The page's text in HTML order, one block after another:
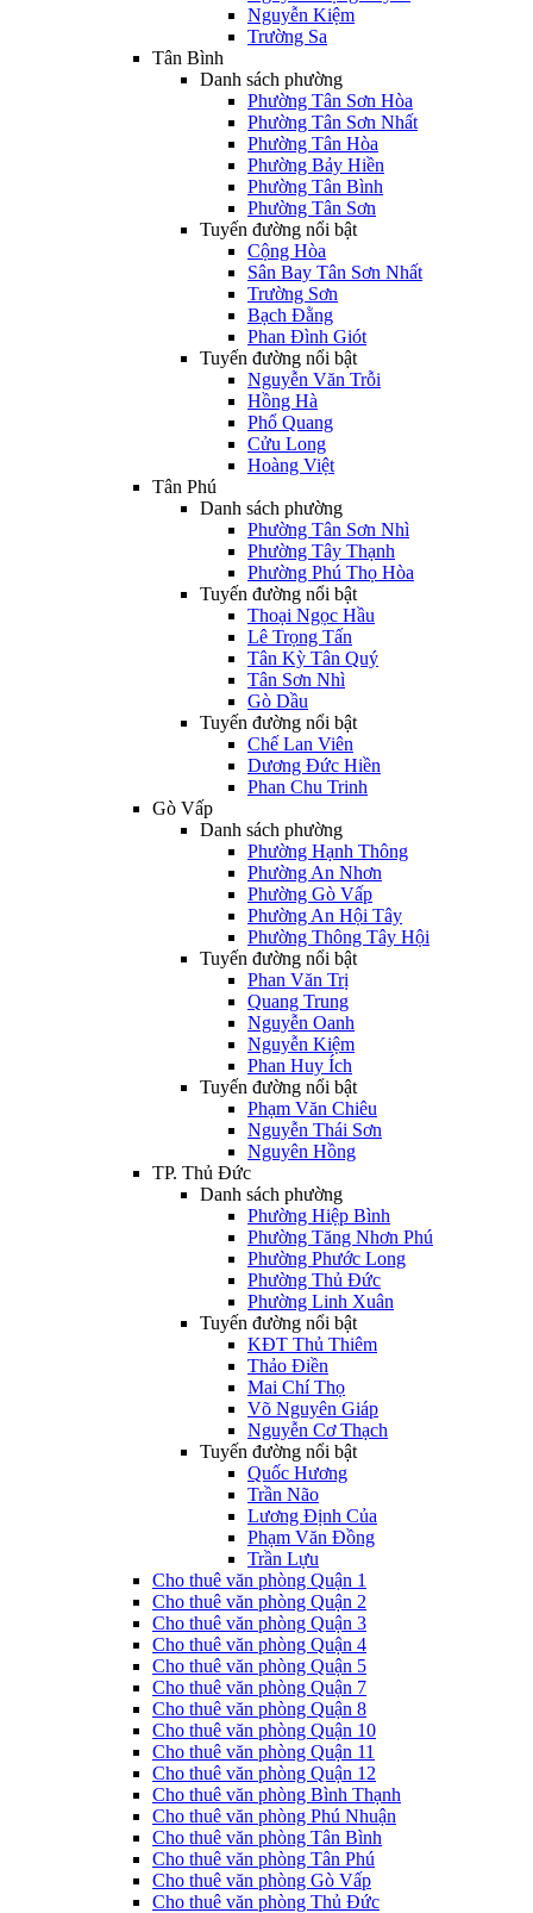
Nguyễn Kiệm
Trường Sa
Tân Bình
Danh sách phường
Phường Tân Sơn Hòa
Phường Tân Sơn Nhất
Phường Tân Hòa
Phường Bảy Hiền
Phường Tân Bình
Phường Tân Sơn
Tuyến đường nổi bật
Cộng Hòa
Sân Bay Tân Sơn Nhất
Trường Sơn
Bạch Đằng
Phan Đình Giót
Tuyến đường nổi bật
Nguyễn Văn Trỗi
Hồng Hà
Phổ Quang
Cửu Long
Hoàng Việt
Tân Phú
Danh sách phường
Phường Tân Sơn Nhì
Phường Tây Thạnh
Phường Phú Thọ Hòa
Tuyến đường nổi bật
Thoại Ngọc Hầu
Lê Trọng Tấn
Tân Kỳ Tân Quý
Tân Sơn Nhì
Gò Dầu
Tuyến đường nổi bật
Chế Lan Viên
Dương Đức Hiền
Phan Chu Trinh
Gò Vấp
Danh sách phường
Phường Hạnh Thông
Phường An Nhơn
Phường Gò Vấp
Phường An Hội Tây
Phường Thông Tây Hội
Tuyến đường nổi bật
Phan Văn Trị
Quang Trung
Nguyễn Oanh
Nguyễn Kiệm
Phan Huy Ích
Tuyến đường nổi bật
Phạm Văn Chiêu
Nguyễn Thái Sơn
Nguyên Hồng
TP. Thủ Đức
Danh sách phường
Phường Hiệp Bình
Phường Tăng Nhơn Phú
Phường Phước Long
Phường Thủ Đức
Phường Linh Xuân
Tuyến đường nổi bật
KĐT Thủ Thiêm
Thảo Điền
Mai Chí Thọ
Võ Nguyên Giáp
Nguyễn Cơ Thạch
Tuyến đường nổi bật
Quốc Hương
Trần Não
Lương Định Của
Phạm Văn Đồng
Trần Lựu
Cho thuê văn phòng Quận 1
Cho thuê văn phòng Quận 2
Cho thuê văn phòng Quận 3
Cho thuê văn phòng Quận 4
Cho thuê văn phòng Quận 5
Cho thuê văn phòng Quận 7
Cho thuê văn phòng Quận 8
Cho thuê văn phòng Quận 10
Cho thuê văn phòng Quận 11
Cho thuê văn phòng Quận 12
Cho thuê văn phòng Bình Thạnh
Cho thuê văn phòng Phú Nhuận
Cho thuê văn phòng Tân Bình
Cho thuê văn phòng Tân Phú
Cho thuê văn phòng Gò Vấp
Cho thuê văn phòng Thủ Đức